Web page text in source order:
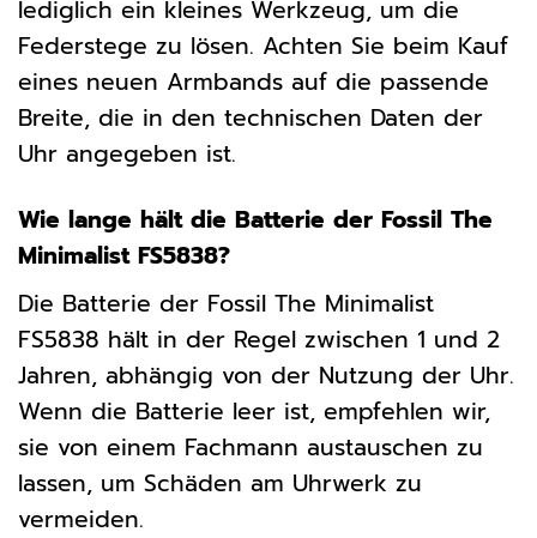
lediglich ein kleines Werkzeug, um die
Federstege zu lösen. Achten Sie beim Kauf
eines neuen Armbands auf die passende
Breite, die in den technischen Daten der
Uhr angegeben ist.
Wie lange hält die Batterie der Fossil The
Minimalist FS5838?
Die Batterie der Fossil The Minimalist
FS5838 hält in der Regel zwischen 1 und 2
Jahren, abhängig von der Nutzung der Uhr.
Wenn die Batterie leer ist, empfehlen wir,
sie von einem Fachmann austauschen zu
lassen, um Schäden am Uhrwerk zu
vermeiden.